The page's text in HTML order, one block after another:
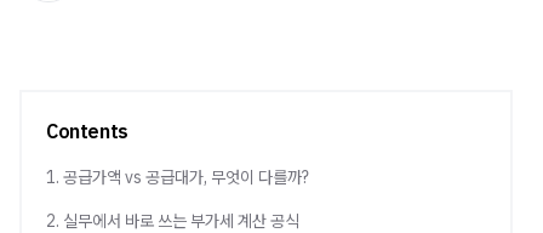
Contents
1. 공급가액 vs 공급대가, 무엇이 다를까?
2. 실무에서 바로 쓰는 부가세 계산 공식